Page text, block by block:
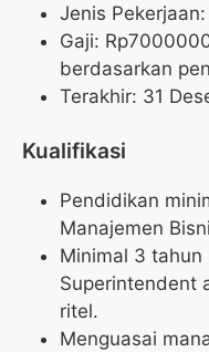
Jenis
Gaji: Rp
berdasarkan
Terakhir: 31
Kualifikasi
Pendidikan
Manajemen
Minimal 3 tahun
Superintendent
ritel.
Menguasai